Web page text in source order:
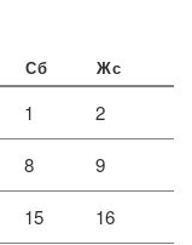
Сб Жс
1 2
8 9
15 16